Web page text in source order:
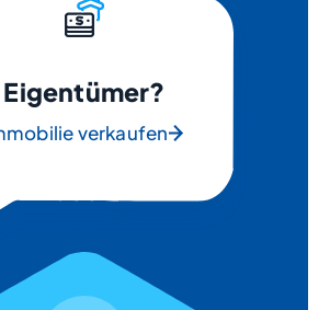
Eigentümer?
verkaufen